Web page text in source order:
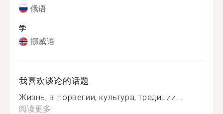
俄语
学
挪威语
我喜欢谈论的话题
Жизнь, в Норвегии, культура, традиции...
阅读更多